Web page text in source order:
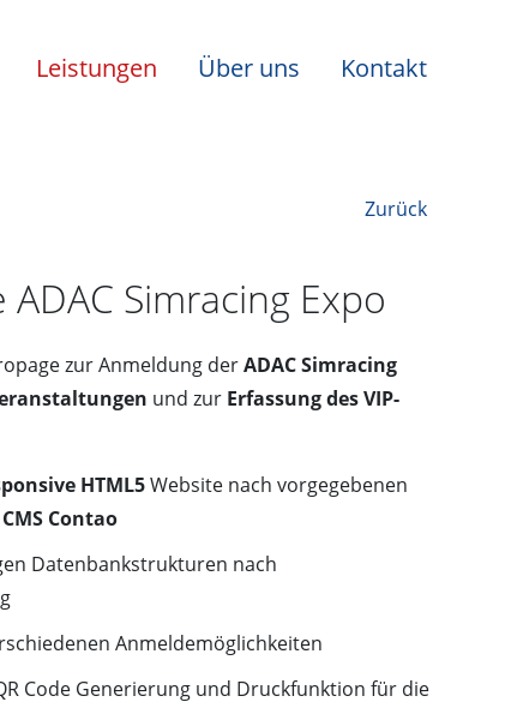
Leistungen Über uns Kontakt
Zurück
ADAC Simracing Expo
zur Anmeldung derADAC Simracing
und zur Erfassung des VIP-
HTML5Website nach vorgegebenen
CMS Contao
Datenbankstrukturen nach
Anmeldemöglichkeiten
Code Generierung und Druckfunktion für die